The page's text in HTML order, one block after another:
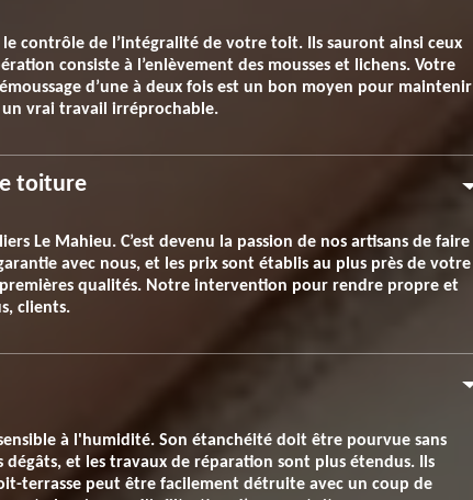
contrôle de l’intégralité de votre toit. Ils sauront ainsi ceux
consiste à l’enlèvement des mousses et lichens. Votre
d’une à deux fois est un bon moyen pour maintenir
un vrai travail irréprochable.
toiture
Le Mahieu. C’est devenu la passion de nos artisans de faire
avec nous, et les prix sont établis au plus près de votre
qualités. Notre intervention pour rendre propre et
clients.
à l'humidité. Son étanchéité doit être pourvue sans
et les travaux de réparation sont plus étendus. Ils
terrasse peut être facilement détruite avec un coup de